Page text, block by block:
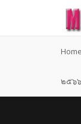
Home
๒๕๖๖